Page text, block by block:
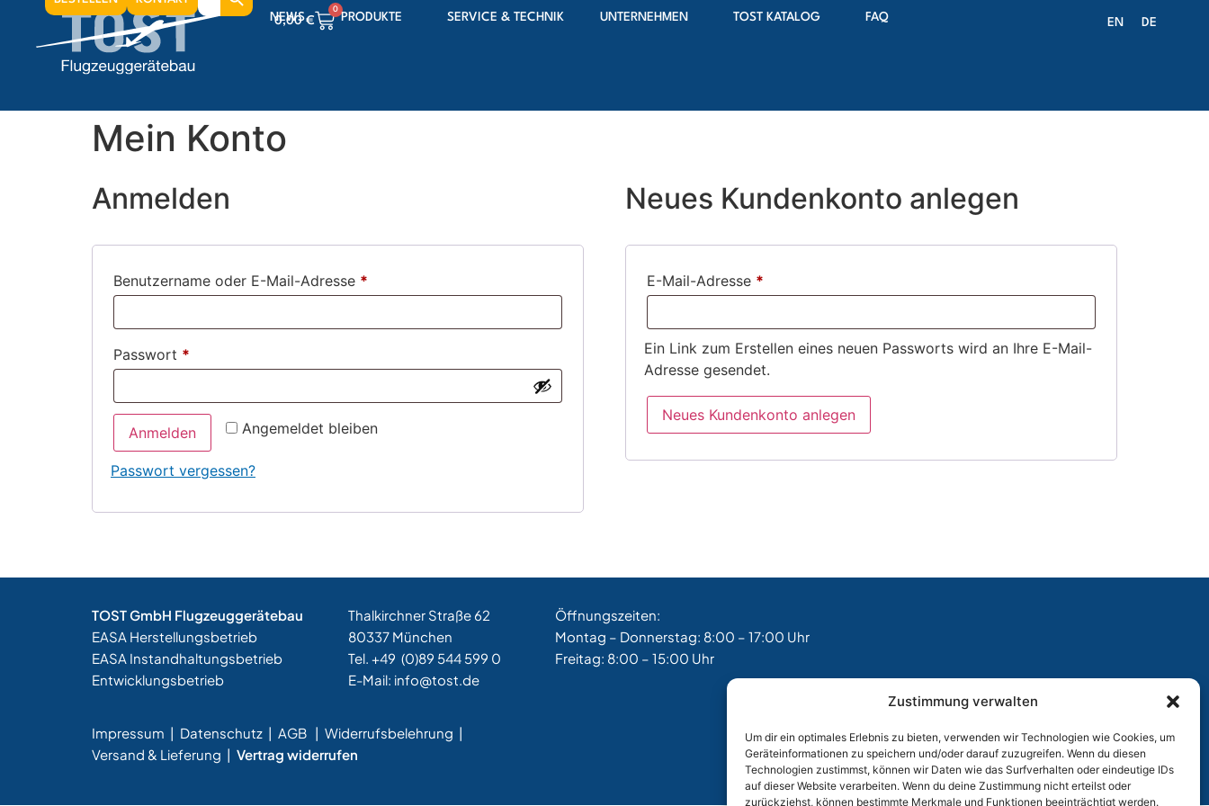
Zustimmung verwalten
Um dir ein optimales Erlebnis zu bieten, verwenden wir Technologien wie Cookies, um
Geräteinformationen zu speichern und/oder darauf zuzugreifen. Wenn du diesen
Technologien zustimmst, können wir Daten wie das Surfverhalten oder eindeutige IDs
auf dieser Website verarbeiten. Wenn du deine Zustimmung nicht erteilst oder
zurückziehst, können bestimmte Merkmale und Funktionen beeinträchtigt werden.
NEWS PRODUKTE SERVICE & TECHNIK UNTERNEHMEN TOST KATALOG FAQ
for:
0,00€
0
EN DE
0,00€ 0
Mein Konto
Anmelden
Benutzername oder E-Mail-Adresse *
Passwort *
Angemeldet bleiben
Anmelden
Passwort vergessen?
Neues Kundenkonto anlegen
E-Mail-Adresse *
Ein Link zum Erstellen eines neuen Passworts wird an Ihre E-Mail-
Adresse gesendet.
Neues Kundenkonto anlegen
TOST GmbH Flugzeuggerätebau
EASA Herstellungsbetrieb
EASA Instandhaltungsbetrieb
Entwicklungsbetrieb
Thalkirchner Straße 62
80337 München
Tel. +49 (0)89 544 599 0
E-Mail: info@tost.de
Öffnungszeiten:
Montag – Donnerstag: 8:00 – 17:00 Uhr
Freitag: 8:00 – 15:00 Uhr
Impressum | Datenschutz | AGB | Widerrufsbelehrung |
Versand & Lieferung | Vertrag widerrufen